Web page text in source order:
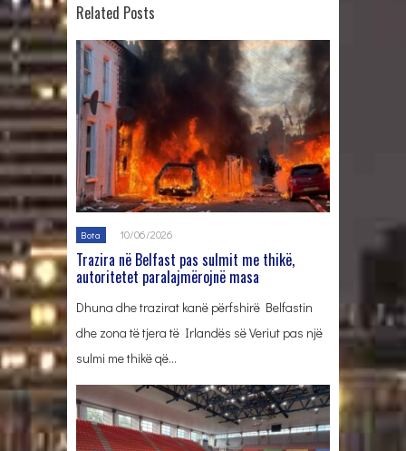
Related Posts
Bota 10/06/2026
Trazira në Belfast pas sulmit me thikë,
autoritetet paralajmërojnë masa
Dhuna dhe trazirat kanë përfshirë Belfastin
dhe zona të tjera të Irlandës së Veriut pas një
sulmi me thikë që…